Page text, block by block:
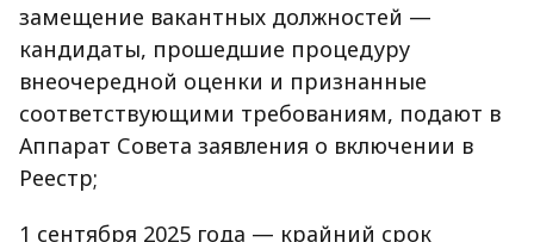
замещение вакантных должностей —
кандидаты, прошедшие процедуру
внеочередной оценки и признанные
соответствующими требованиям, подают в
Аппарат Совета заявления о включении в
Реестр;
1 сентября 2025 года — крайний срок